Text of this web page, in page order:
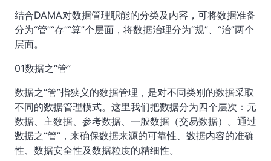
结合DAMA对数据管理职能的分类及内容，可将数据准备
分为“管”“存”“算”个层面，将数据治理分为“规”、“治”两个
层面。
01数据之“管”
数据之“管”指狭义的数据管理，是对不同类别的数据采取
不同的数据管理模式。这里我们把数据分为四个层次：元
数据、主数据、参考数据、一般数据（交易数据）。通过
数据之“管”，来确保数据来源的可靠性、数据内容的准确
性、数据安全性及数据粒度的精细性。